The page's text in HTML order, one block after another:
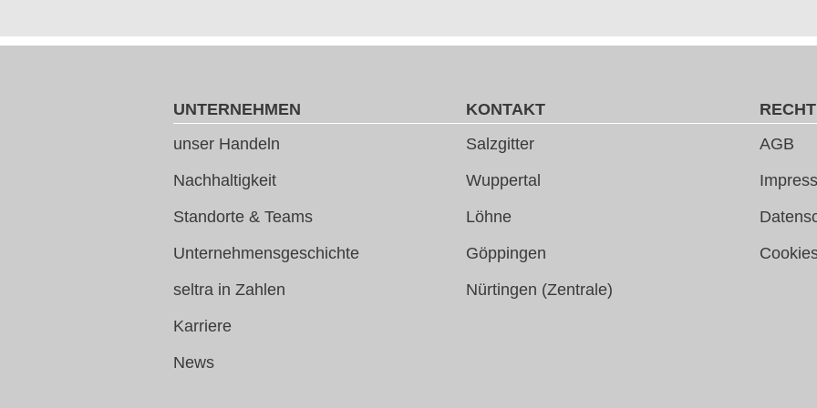
UNTERNEHMEN
unser Handeln
Nachhaltigkeit
Standorte & Teams
Unternehmensgeschichte
seltra in Zahlen
Karriere
News
KONTAKT
Salzgitter
Wuppertal
Löhne
Göppingen
Nürtingen (Zentrale)
AGB